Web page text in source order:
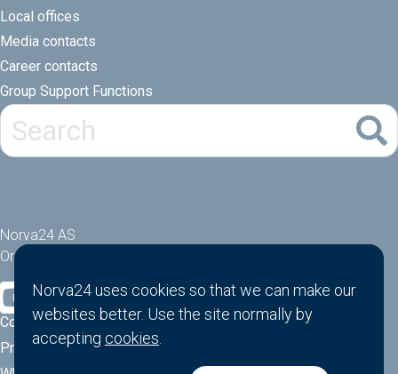
Local offices
Media contacts
Career contacts
Group Support Functions
Norva24 AS
Orgnr: 914881463
Cookies
Privacy Policy
Norva24 uses cookies so that we can make our
websites better. Use the site normally by
accepting cookies